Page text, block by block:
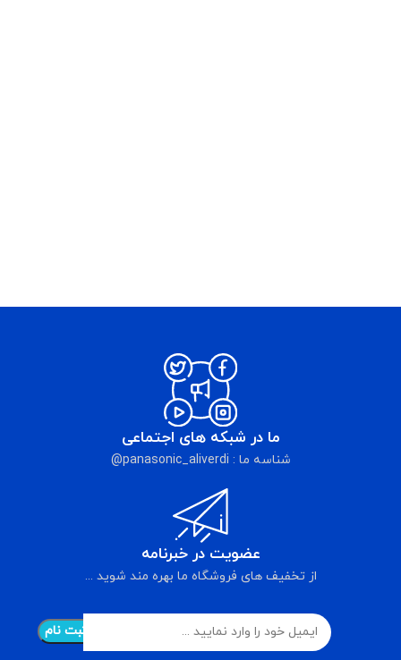
ما در شبکه های اجتماعی
شناسه ما : panasonic_aliverdi@
عضویت در خبرنامه
از تخفیف های فروشگاه ما بهره مند شوید ...